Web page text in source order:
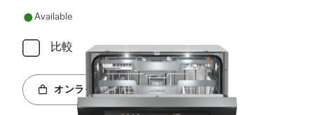
Available
比較
オンラインショップへ